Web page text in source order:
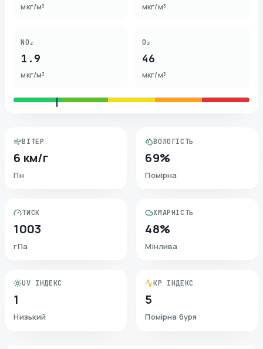
мкг/м³ мкг/м³
NO₂
1.9
мкг/м³
O₃
46
мкг/м³
ВІТЕР
6 км/г
Пн
ВОЛОГІСТЬ
69%
Помірна
ТИСК
1003
гПа
ХМАРНІСТЬ
48%
Мінлива
UV ІНДЕКС
1
Низький
KP ІНДЕКС
5
Помірна буря